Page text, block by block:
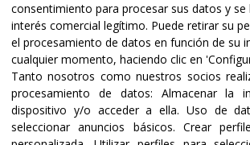
consentimiento para procesar sus datos y se
interés comercial legítimo. Puede retirar su
el procesamiento de datos en función de su
cualquier momento, haciendo clic en
Tanto nosotros como nuestros socios
procesamiento de datos: Almacenar la
dispositivo y/o acceder a ella. Uso de
seleccionar anuncios básicos.Crear